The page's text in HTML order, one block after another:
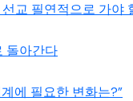
교 필연적으로 가야
돌아간다
에 필요한 변화는?”